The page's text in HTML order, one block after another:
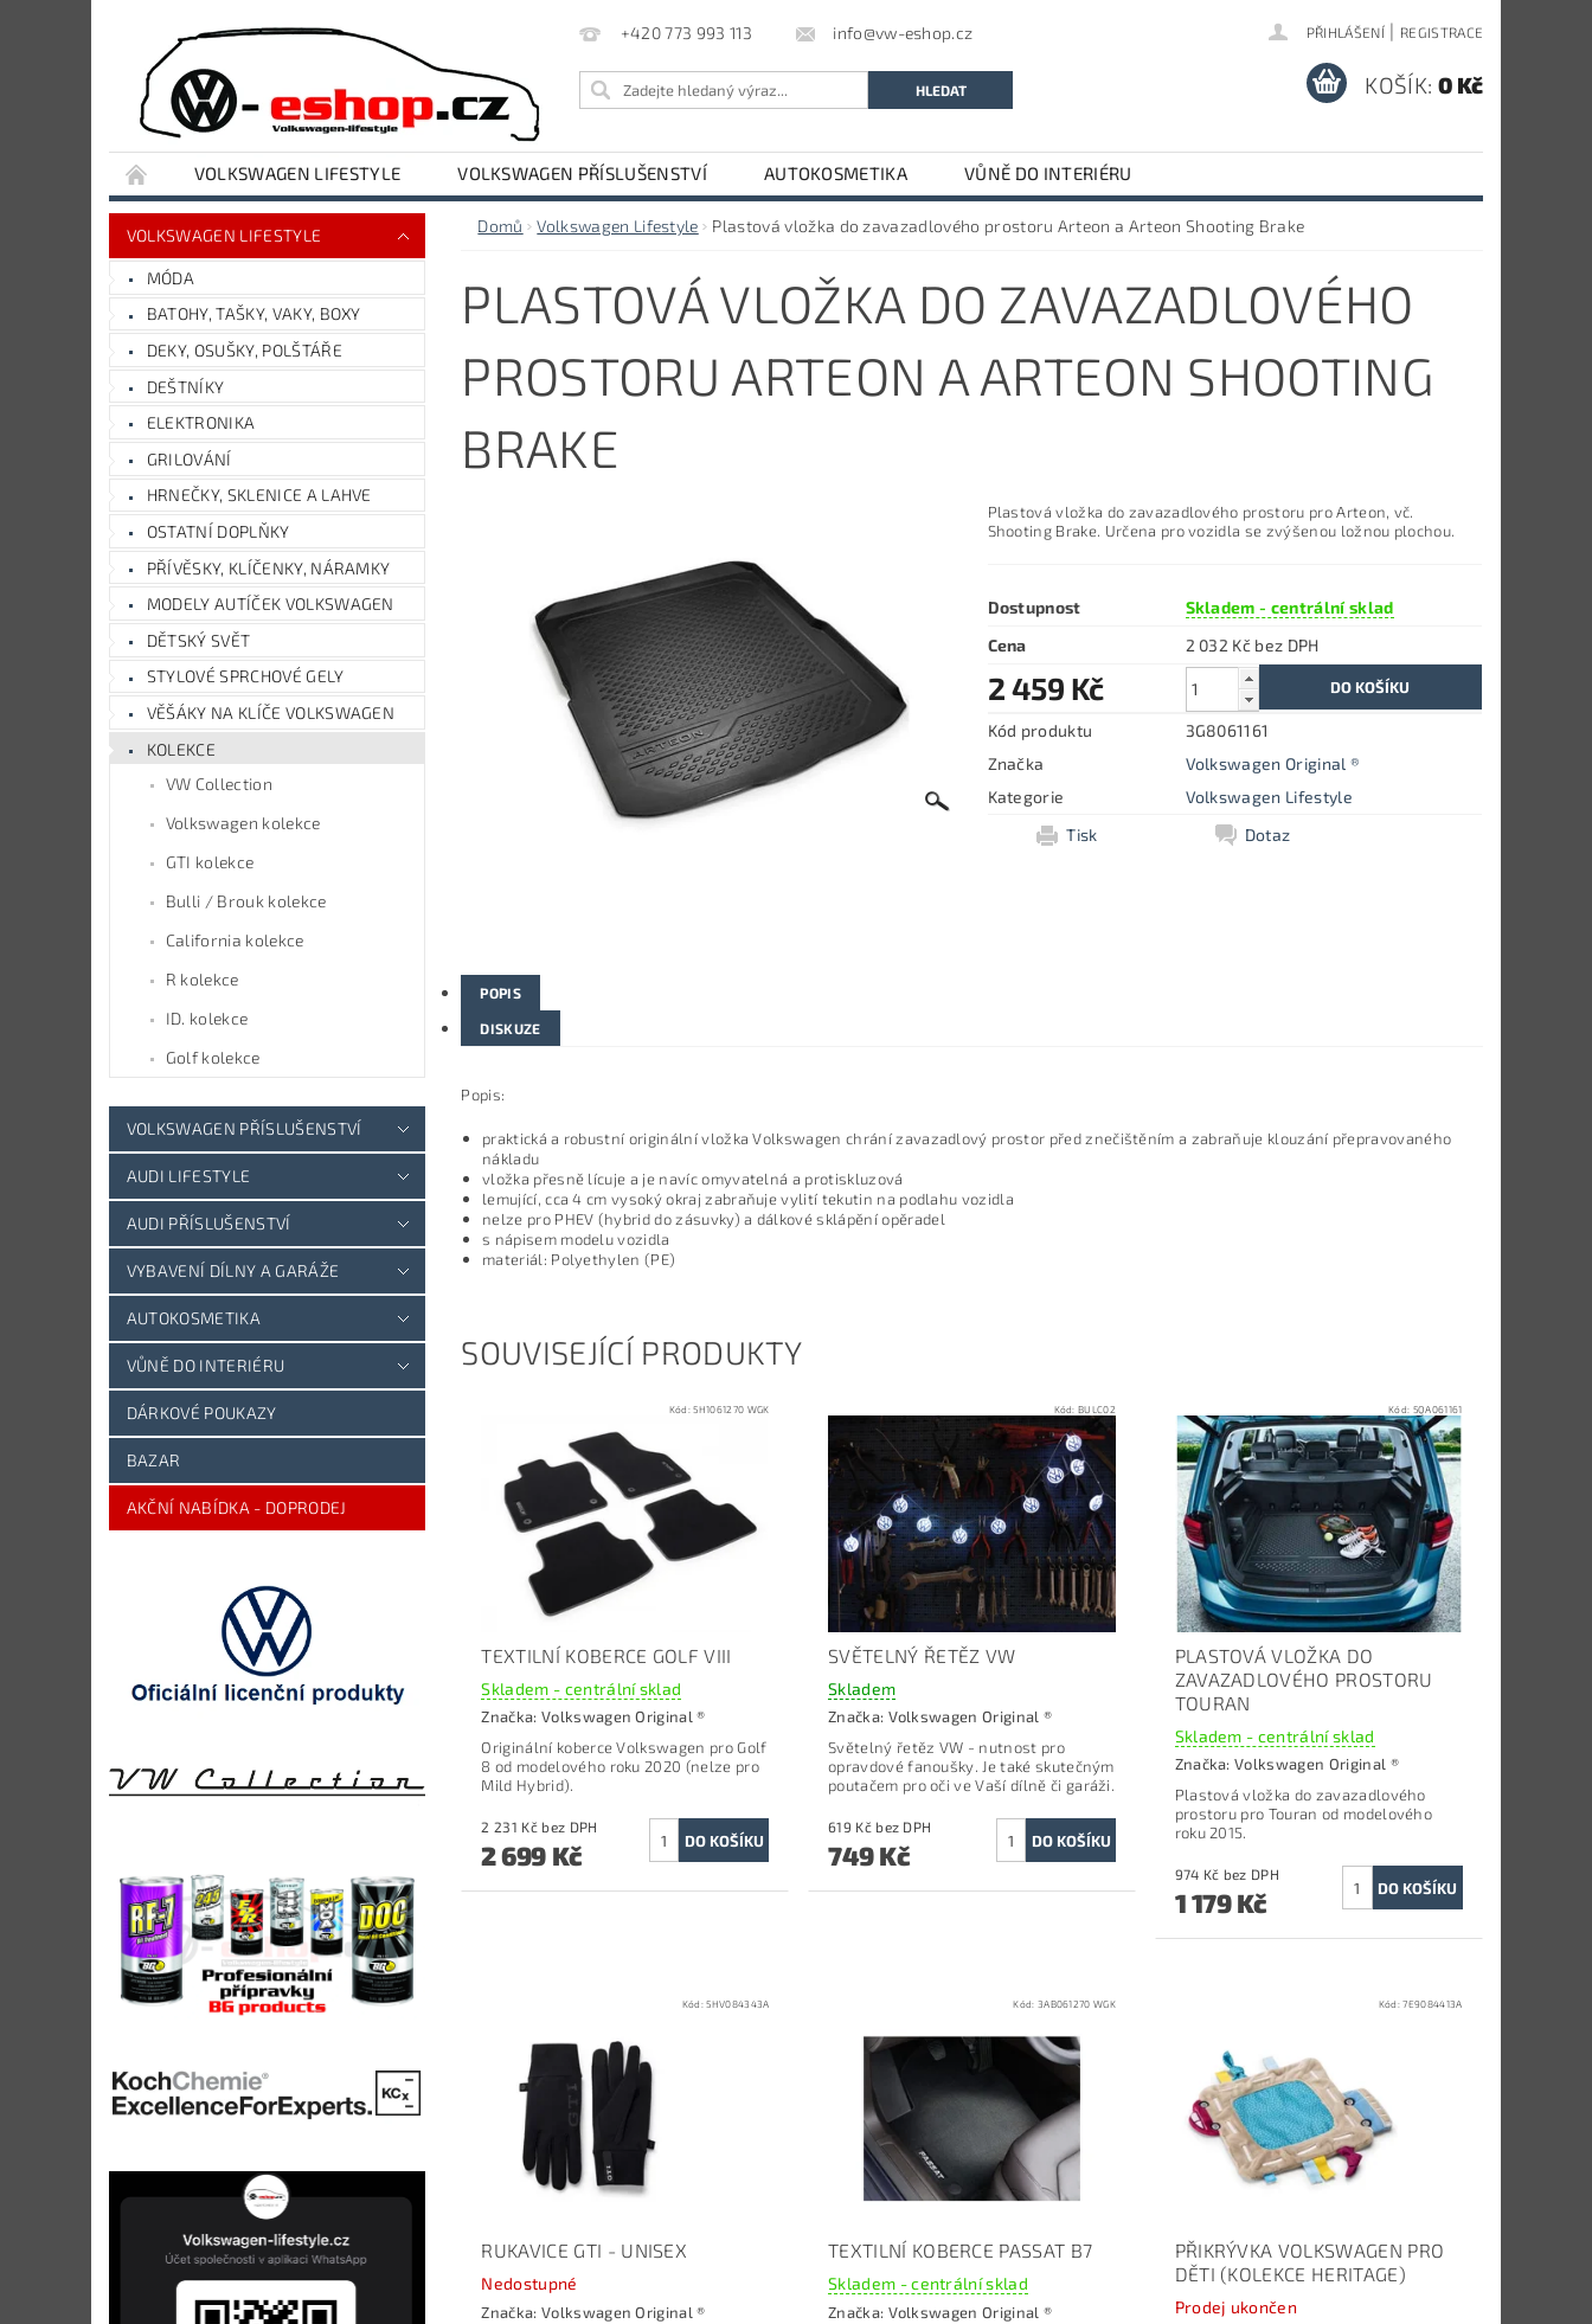
+420 773 993 113 info@vw-eshop.cz PŘIHLÁŠENÍ | REGISTRACE
KOŠÍK: 0 Kč
VOLKSWAGEN LIFESTYLE VOLKSWAGEN PŘÍSLUŠENSTVÍ AUTOKOSMETIKA
VŮNĚ DO INTERIÉRU
VYBAVENÍ DÍLNY A GARÁŽE
AUDI LIFESTYLE AUDI PŘÍSLUŠENSTVÍ
VOLKSWAGEN LIFESTYLE
MÓDA
BATOHY, TAŠKY, VAKY, BOXY
DEKY, OSUŠKY, POLŠTÁŘE
DEŠTNÍKY
ELEKTRONIKA
GRILOVÁNÍ
HRNEČKY, SKLENICE A LAHVE
OSTATNÍ DOPLŇKY
PŘÍVĚSKY, KLÍČENKY, NÁRAMKY
MODELY AUTÍČEK VOLKSWAGEN
DĚTSKÝ SVĚT
STYLOVÉ SPRCHOVÉ GELY
VĚŠÁKY NA KLÍČE VOLKSWAGEN
KOLEKCE
VW Collection
Volkswagen kolekce
GTI kolekce
Bulli / Brouk kolekce
California kolekce
R kolekce
ID. kolekce
Golf kolekce
VOLKSWAGEN PŘÍSLUŠENSTVÍ
AUDI LIFESTYLE
AUDI PŘÍSLUŠENSTVÍ
VYBAVENÍ DÍLNY A GARÁŽE
AUTOKOSMETIKA
VŮNĚ DO INTERIÉRU
DÁRKOVÉ POUKAZY
BAZAR
AKČNÍ NABÍDKA - DOPRODEJ
Domů Volkswagen Lifestyle Plastová vložka do zavazadlového prostoru Arteon a Arteon Shooting Brake
PLASTOVÁ VLOŽKA DO ZAVAZADLOVÉHO
PROSTORU ARTEON A ARTEON SHOOTING
BRAKE
Plastová vložka do zavazadlového prostoru pro Arteon, vč.
Shooting Brake. Určena provozidla se zvýšenou ložnou plochou.
Dostupnost
Skladem - centrální sklad
Cena
2 032 Kč bez DPH
2 459 Kč
Kód produktu
3G8061161
Značka
Volkswagen Original ®
Kategorie
Volkswagen Lifestyle
Tisk
Dotaz
POPIS
DISKUZE
Popis:
praktická a robustní originální vložka Volkswagen chrání zavazadlový prostor před znečištěním a zabraňuje klouzání přepravovaného
nákladu
vložka přesně lícuje a je navíc omyvatelná a protiskluzová
lemující, cca 4 cm vysoký okraj zabraňuje vylití tekutin na podlahu vozidla
nelze pro PHEV (hybrid do zásuvky) a dálkové sklápění opěradel
s nápisem modelu vozidla
materiál: Polyethylen (PE)
SOUVISEJÍCÍ PRODUKTY
Kód:5H1061270 WGK
TEXTILNÍ KOBERCE GOLF VIII
Skladem - centrální sklad
Značka: Volkswagen Original ®
Originální koberce Volkswagen pro Golf
8 od modelového roku 2020 (nelze pro
Mild Hybrid).
2 231 Kč bez DPH
2 699 Kč
Kód:BULC02
SVĚTELNÝ ŘETĚZ VW
Skladem
Značka: Volkswagen Original ®
Světelný řetěz VW - nutnost pro
opravdové fanoušky. Je také skutečným
poutačem pro oči ve Vaší dílně či garáži.
619 Kč bez DPH
749 Kč
Kód: 5QA061161
PLASTOVÁ VLOŽKA DO
ZAVAZADLOVÉHO PROSTORU
TOURAN
Skladem - centrální sklad
Značka:Volkswagen Original ®
Plastová vložka do zavazadlového
prostoru pro Touran od modelového
roku 2015.
974 Kč bez DPH
1 179 Kč
Kód:5HV084343A
RUKAVICE GTI - UNISEX
Nedostupné
Značka: Volkswagen Original ®
Kód: 3AB061270 WGK
TEXTILNÍ KOBERCE PASSAT B7
Skladem - centrální sklad
Značka: Volkswagen Original ®
Kód:7E9084413A
PŘIKRÝVKA VOLKSWAGEN PRO
DĚTI (KOLEKCE HERITAGE)
Prodej ukončen